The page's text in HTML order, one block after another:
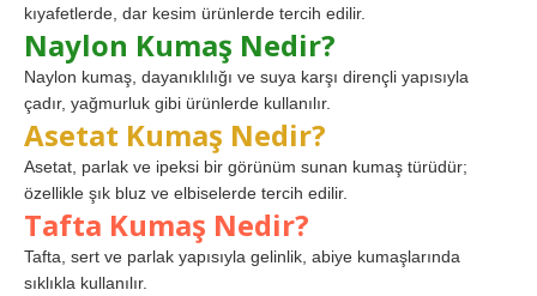
kıyafetlerde, dar kesim ürünlerde tercih edilir.
Naylon Kumaş Nedir?
Naylon kumaş, dayanıklılığı ve suya karşı dirençli yapısıyla
çadır, yağmurluk gibi ürünlerde kullanılır.
Asetat Kumaş Nedir?
Asetat, parlak ve ipeksi bir görünüm sunan kumaş türüdür;
özellikle şık bluz ve elbiselerde tercih edilir.
Tafta Kumaş Nedir?
Tafta, sert ve parlak yapısıyla gelinlik, abiye kumaşlarında
sıklıkla kullanılır.